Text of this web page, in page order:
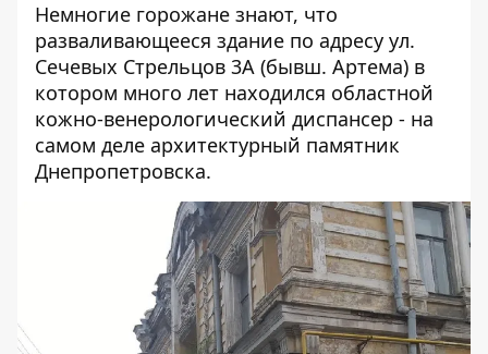
Немногие горожане знают, что
разваливающееся здание по адресу ул.
Сечевых Стрельцов 3А (бывш. Артема) в
котором много лет находился областной
кожно-венерологический диспансер - на
самом деле архитектурный памятник
Днепропетровска.